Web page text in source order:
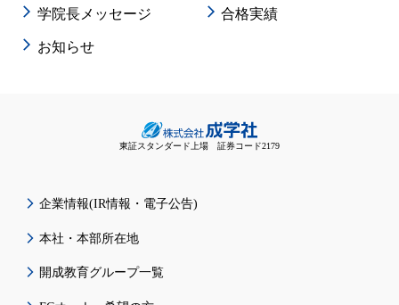
学院長メッセージ 合格実績
お知らせ
東証スタンダード上場 証券コード2179
企業情報(IR情報・電子公告)
本社・本部所在地
開成教育グループ一覧